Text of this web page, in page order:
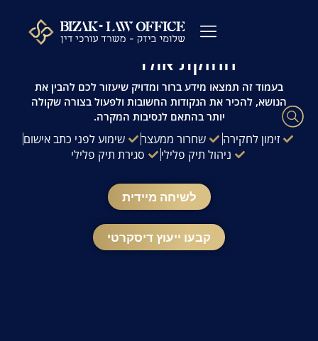
עו"ד פלילי שלומי ביזק | זמינות 24/7 | ייעוץ
מהיר ודיסקרטי
החזקת אולר
בעמוד זה תמצאו מידע ברור ומדויק שיעזור לכם להבין את
הנושא, להכיר את הנקודות החשובות ולפעול בצורה שקולה
יותר בהתאם לנסיבות המקרה.
זימון לחקירה שחרור ממעצר
שימוע לפני כתב אישום
ניהול תיק פלילי
סגירת תיק פלילי
לשיחה מיידית
קבעו ייעוץ דיסקרטי